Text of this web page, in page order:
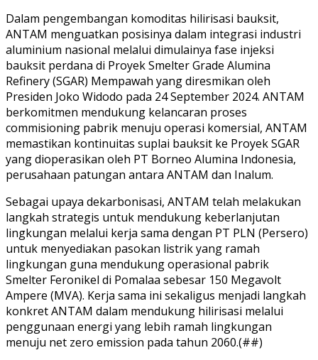
Dalam pengembangan komoditas hilirisasi bauksit,
ANTAM menguatkan posisinya dalam integrasi industri
aluminium nasional melalui dimulainya fase injeksi
bauksit perdana di Proyek Smelter Grade Alumina
Refinery (SGAR) Mempawah yang diresmikan oleh
Presiden Joko Widodo pada 24 September 2024. ANTAM
berkomitmen mendukung kelancaran proses
commisioning pabrik menuju operasi komersial, ANTAM
memastikan kontinuitas suplai bauksit ke Proyek SGAR
yang dioperasikan oleh PT Borneo Alumina Indonesia,
perusahaan patungan antara ANTAM dan Inalum.
Sebagai upaya dekarbonisasi, ANTAM telah melakukan
langkah strategis untuk mendukung keberlanjutan
lingkungan melalui kerja sama dengan PT PLN (Persero)
untuk menyediakan pasokan listrik yang ramah
lingkungan guna mendukung operasional pabrik
Smelter Feronikel di Pomalaa sebesar 150 Megavolt
Ampere (MVA). Kerja sama ini sekaligus menjadi langkah
konkret ANTAM dalam mendukung hilirisasi melalui
penggunaan energi yang lebih ramah lingkungan
menuju net zero emission pada tahun 2060.(##)